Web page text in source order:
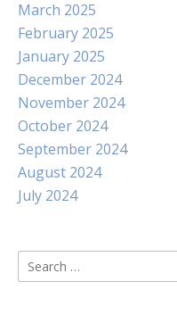
March 2025
February 2025
January 2025
December 2024
November 2024
October 2024
September 2024
August 2024
July 2024
Search
for: